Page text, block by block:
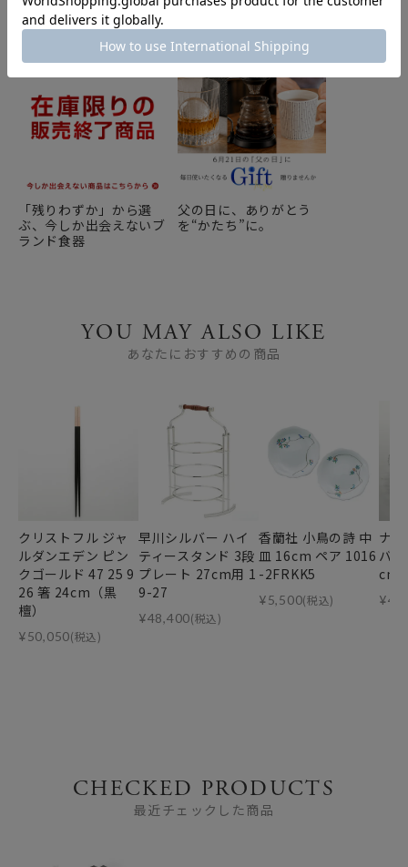
「残りわずか」から選
ぶ、今しか出会えないブ
ランド食器
父の日に、ありがとう
を“かたち”に。
YOU MAY ALSO LIKE
あなたにおすすめの商品
クリストフル ジャ
ルダンエデン ピン
クゴールド 47 25 9
26 箸 24cm（黒
檀）
¥50,050(税込)
早川シルバー ハイ
ティースタンド 3段
プレート 27cm用 1
9-27
¥48,400(税込)
香蘭社 小鳥の詩 中
皿 16cm ペア 1016
-2FRKK5
¥5,500(税込)
ナ
バ
cm
¥
CHECKED PRODUCTS
最近チェックした商品